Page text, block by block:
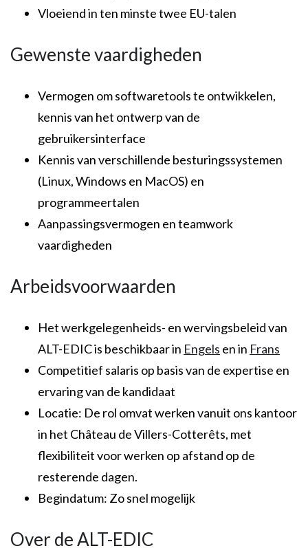
Vloeiend in ten minste twee EU-talen
Gewenste vaardigheden
Vermogen om softwaretools te ontwikkelen,
kennis van het ontwerp van de
gebruikersinterface
Kennis van verschillende besturingssystemen
(Linux, Windows en MacOS) en
programmeertalen
Aanpassingsvermogen en teamwork
vaardigheden
Arbeidsvoorwaarden
Het werkgelegenheids- en wervingsbeleid van
ALT-EDIC is beschikbaar in Engels en in Frans
Competitief salaris op basis van de expertise en
ervaring van de kandidaat
Locatie: De rol omvat werken vanuit ons kantoor
in het Château de Villers-Cotterêts, met
flexibiliteit voor werken op afstand op de
resterende dagen.
Begindatum: Zo snel mogelijk
Over de ALT-EDIC